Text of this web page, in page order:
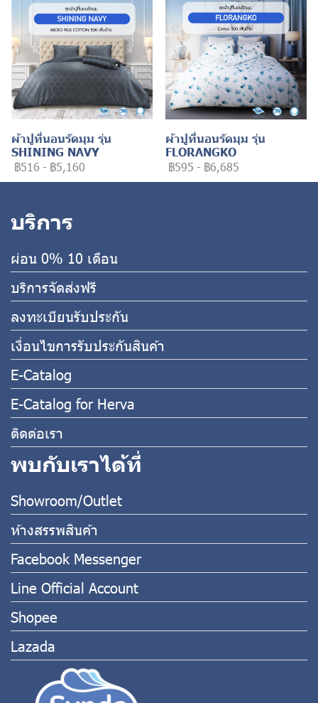
ผ้าปูที่นอนรัดมุม รุ่น
SHINING NAVY
฿516 - ฿5,160
ผ้าปูที่นอนรัดมุม รุ่น
FLORANGKO
฿595 - ฿6,685
บริการ
ผ่อน 0% 10 เดือน
บริการจัดส่งฟรี
ลงทะเบียนรับประกัน
เงื่อนไขการรับประกันสินค้า
E-Catalog
E-Catalog for Herva
ติดต่อเรา
พบกับเราได้ที่
Showroom/Outlet
ห้างสรรพสินค้า
Facebook Messenger
Line Official Account
Shopee
Lazada